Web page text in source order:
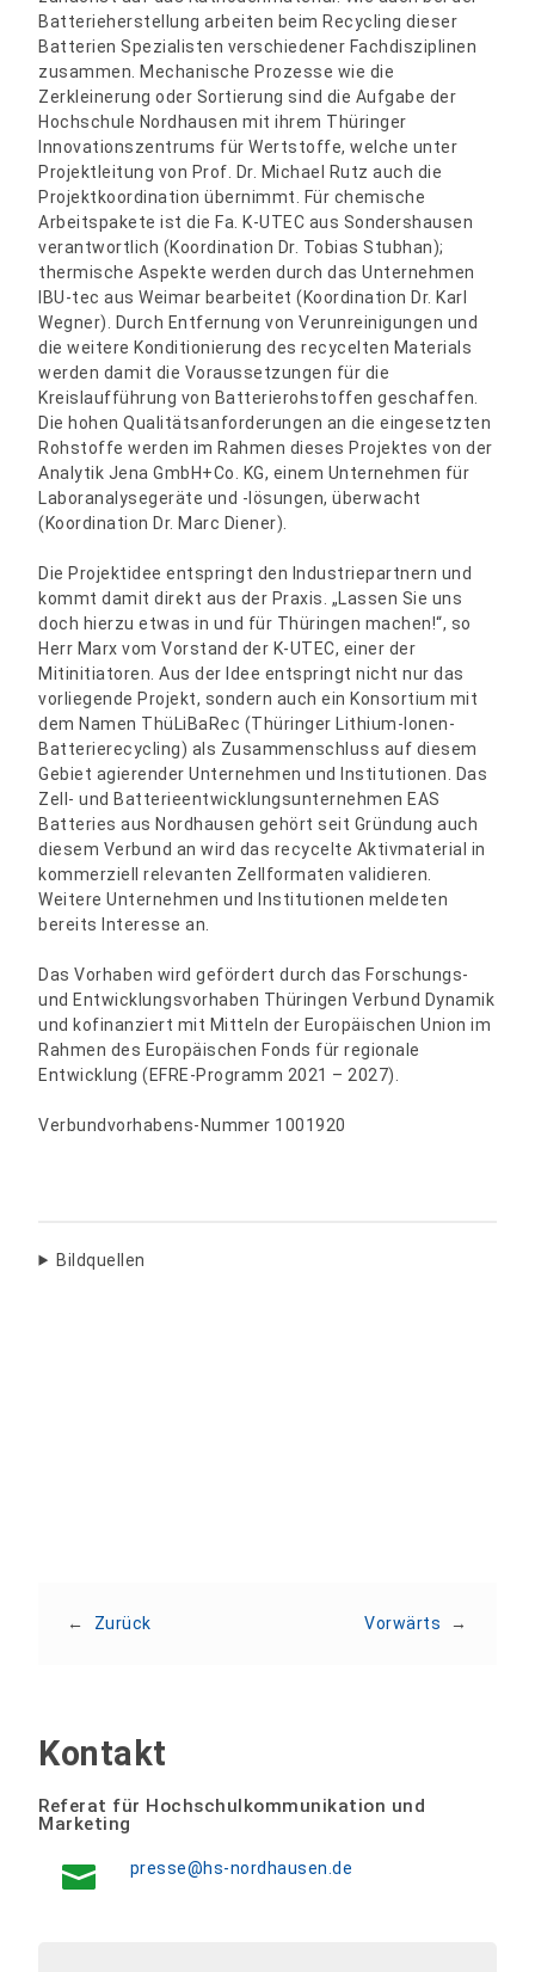
Batterieherstellung arbeiten beim Recycling dieser
Batterien Spezialisten verschiedener Fachdisziplinen
zusammen. Mechanische Prozesse wie die
Zerkleinerung oder Sortierung sind die Aufgabe der
Hochschule Nordhausen mit ihrem Thüringer
Innovationszentrums für Wertstoffe, welche unter
Projektleitung von Prof. Dr. Michael Rutz auch die
Projektkoordination übernimmt. Für chemische
Arbeitspakete ist die Fa. K-UTEC aus Sondershausen
verantwortlich (Koordination Dr. Tobias Stubhan);
thermische Aspekte werden durch das Unternehmen
IBU-tec aus Weimar bearbeitet (Koordination Dr. Karl
Wegner). Durch Entfernung von Verunreinigungen und
die weitere Konditionierung des recycelten Materials
werden damit die Voraussetzungen für die
Kreislaufführung von Batterierohstoffen geschaffen.
Die hohen Qualitätsanforderungen an die eingesetzten
Rohstoffe werden im Rahmen dieses Projektes von der
Analytik Jena GmbH+Co. KG, einem Unternehmen für
Laboranalysegeräte und -lösungen, überwacht
(Koordination Dr. Marc Diener).
Die Projektidee entspringt den Industriepartnern und
kommt damit direkt aus der Praxis. „Lassen Sie uns
doch hierzu etwas in und für Thüringen machen!“, so
Herr Marx vom Vorstand der K-UTEC, einer der
Mitinitiatoren. Aus der Idee entspringt nicht nur das
vorliegende Projekt, sondern auch ein Konsortium mit
dem Namen ThüLiBaRec (Thüringer Lithium-Ionen-
Batterierecycling) als Zusammenschluss auf diesem
Gebiet agierender Unternehmen und Institutionen. Das
Zell- und Batterieentwicklungsunternehmen EAS
Batteries aus Nordhausen gehört seit Gründung auch
diesem Verbund an wird das recycelte Aktivmaterial in
kommerziell relevanten Zellformaten validieren.
Weitere Unternehmen und Institutionen meldeten
bereits Interesse an.
Das Vorhaben wird gefördert durch das Forschungs-
und Entwicklungsvorhaben Thüringen Verbund Dynamik
und kofinanziert mit Mitteln der Europäischen Union im
Rahmen des Europäischen Fonds für regionale
Entwicklung (EFRE-Programm 2021 – 2027).
Verbundvorhabens-Nummer 1001920
Bildquellen
← Zurück Vorwärts →
Kontakt
Referat für Hochschulkommunikation und
Marketing
presse@hs-nordhausen.de